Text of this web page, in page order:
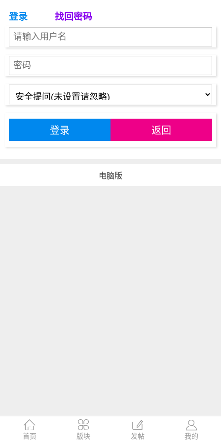
登录 找回密码
登录 返回

首页

版块

发帖

我的
电脑版